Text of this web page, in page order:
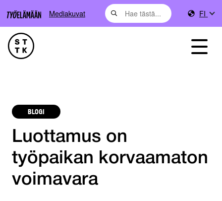
Mediakuvat FI
BLOGI
Luottamus on
työpaikan korvaamaton
voimavara